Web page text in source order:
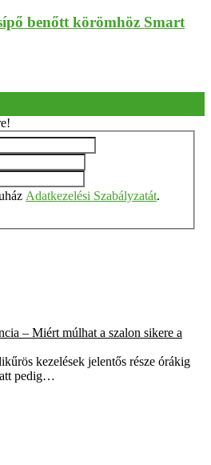
benőtt körömhöz Smart
Adatkezelési Szabályzatát.
– Miért múlhat a szalon sikere a
kezelések jelentős része órákig
pedig…